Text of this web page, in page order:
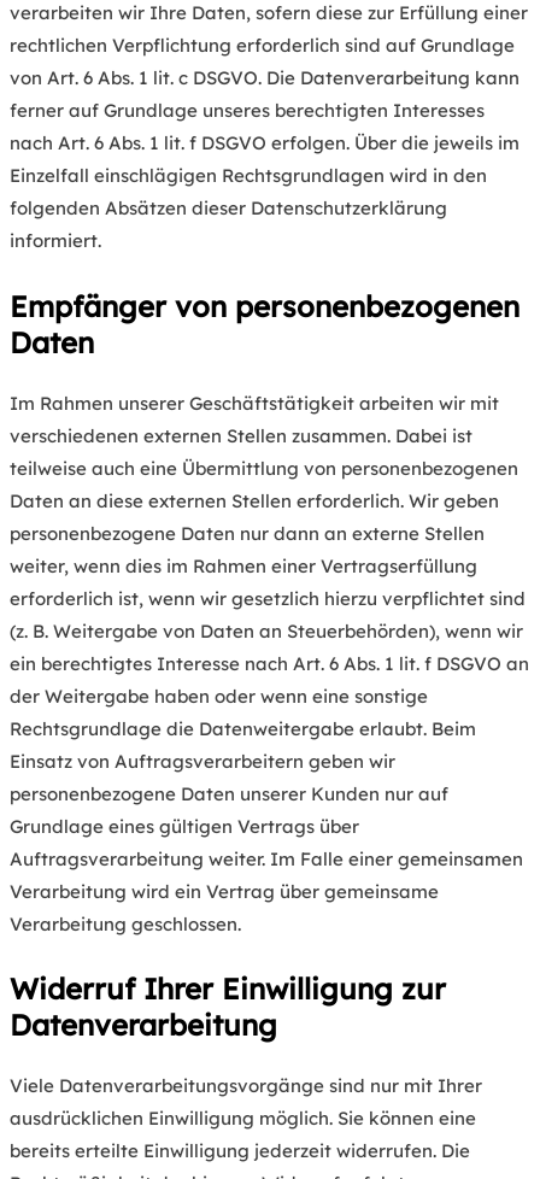
verarbeiten wir Ihre Daten, sofern diese zur Erfüllung einer
rechtlichen Verpflichtung erforderlich sind auf Grundlage
von Art. 6 Abs. 1 lit. c DSGVO. Die Datenverarbeitung kann
ferner auf Grundlage unseres berechtigten Interesses
nach Art. 6 Abs. 1 lit. f DSGVO erfolgen. Über die jeweils im
Einzelfall einschlägigen Rechtsgrundlagen wird in den
folgenden Absätzen dieser Datenschutzerklärung
informiert.
Empfänger von personenbezogenen
Daten
Im Rahmen unserer Geschäftstätigkeit arbeiten wir mit
verschiedenen externen Stellen zusammen. Dabei ist
teilweise auch eine Übermittlung von personenbezogenen
Daten an diese externen Stellen erforderlich. Wir geben
personenbezogene Daten nur dann an externe Stellen
weiter, wenn dies im Rahmen einer Vertragserfüllung
erforderlich ist, wenn wir gesetzlich hierzu verpflichtet sind
(z. B. Weitergabe von Daten an Steuerbehörden), wenn wir
ein berechtigtes Interesse nach Art. 6 Abs. 1 lit. f DSGVO an
der Weitergabe haben oder wenn eine sonstige
Rechtsgrundlage die Datenweitergabe erlaubt. Beim
Einsatz von Auftragsverarbeitern geben wir
personenbezogene Daten unserer Kunden nur auf
Grundlage eines gültigen Vertrags über
Auftragsverarbeitung weiter. Im Falle einer gemeinsamen
Verarbeitung wird ein Vertrag über gemeinsame
Verarbeitung geschlossen.
Widerruf Ihrer Einwilligung zur
Datenverarbeitung
Viele Datenverarbeitungsvorgänge sind nur mit Ihrer
ausdrücklichen Einwilligung möglich. Sie können eine
bereits erteilte Einwilligung jederzeit widerrufen. Die